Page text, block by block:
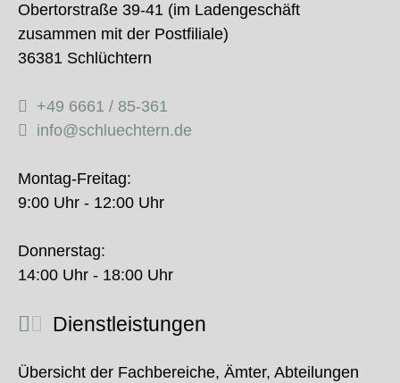
Obertorstraße 39-41 (im Ladengeschäft
zusammen mit der Postfiliale)
36381 Schlüchtern
+49 6661 / 85-361
info@schluechtern.de
Montag-Freitag:
9:00 Uhr - 12:00 Uhr
Donnerstag:
14:00 Uhr - 18:00 Uhr
Dienstleistungen
Übersicht der Fachbereiche, Ämter, Abteilungen